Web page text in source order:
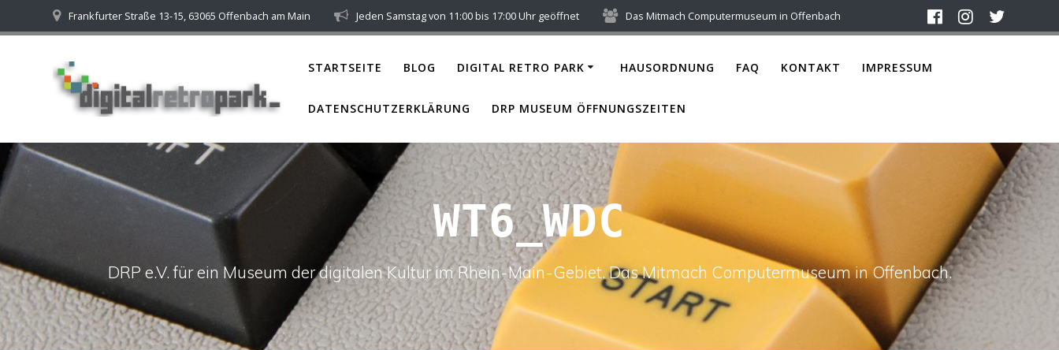
to
Frankfurter Straße 13-15, 63065 Offenbach am Main Jeden Samstag von 11:00 bis 17:00 Uhr geöffnet Das Mitmach Computermuseum in Offenbach
STARTSEITE BLOG DIGITAL RETRO PARK HAUSORDNUNG FAQ KONTAKT IMPRESSUM
DATENSCHUTZERKLÄRUNG DRP MUSEUM ÖFFNUNGSZEITEN
WT6_WDC
DRP e.V. für ein Museum der digitalen Kultur im Rhein-Main-Gebiet. Das Mitmach Computermuseum in Offenbach.